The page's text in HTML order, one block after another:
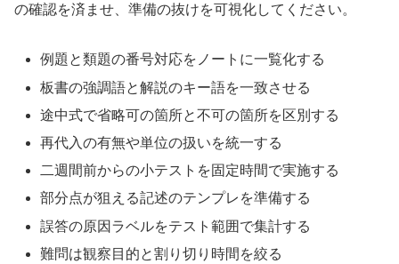
の確認を済ませ、準備の抜けを可視化してください。
例題と類題の番号対応をノートに一覧化する
板書の強調語と解説のキー語を一致させる
途中式で省略可の箇所と不可の箇所を区別する
再代入の有無や単位の扱いを統一する
二週間前からの小テストを固定時間で実施する
部分点が狙える記述のテンプレを準備する
誤答の原因ラベルをテスト範囲で集計する
難問は観察目的と割り切り時間を絞る